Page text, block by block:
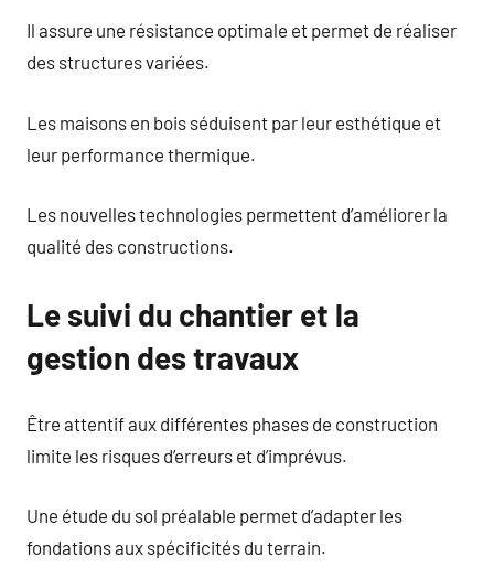
Il assure une résistance optimale et permet de réaliser
des structures variées.
Les maisons en bois séduisent par leur esthétique et
leur performance thermique.
Les nouvelles technologies permettent d’améliorer la
qualité des constructions.
Le suivi du chantier et la
gestion des travaux
Être attentif aux différentes phases de construction
limite les risques d’erreurs et d’imprévus.
Une étude du sol préalable permet d’adapter les
fondations aux spécificités du terrain.